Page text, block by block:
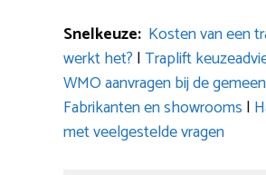
Snelkeuze: Kosten van een
werkt het? |Traplift
WMO aanvragen bij de
Fabrikanten en showrooms |
met veelgestelde vragen